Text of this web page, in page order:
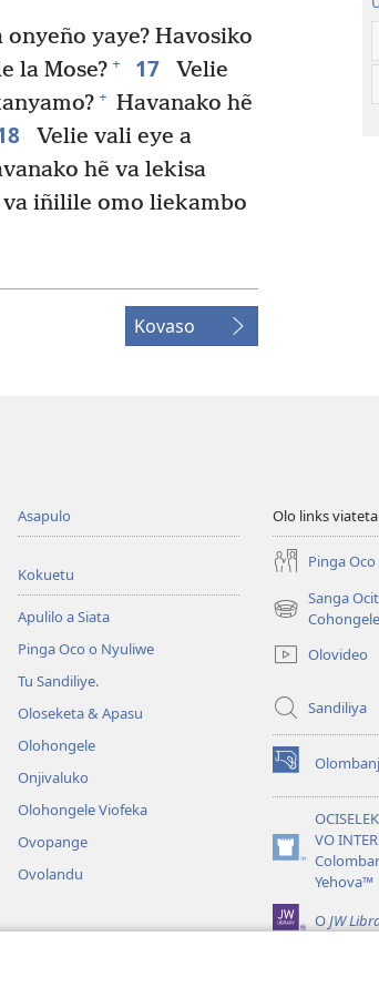
yaye? Havosiko
la Mose? + 17
Velie
+ Havanako hẽ
Velie vali eye a
hẽ va lekisa
iñilile omo liekambo
Kovaso
Asapulo
Kokuetu
Apulilo a Siata
Pinga Oco o Nyuliwe
Tu Sandiliye.
Oloseketa & Apasu
Olohongele
Onjivaluko
Olohongele Viofeka
Ovopange
Ovolandu
Olo links
Pinga
Sanga
(yikula
yokaliye)Olovideo
Sandiliya
(yikula
onjanela
yokaliye)
VO
Yehova™
(yikula
onjanela
yokaliye)
O JW